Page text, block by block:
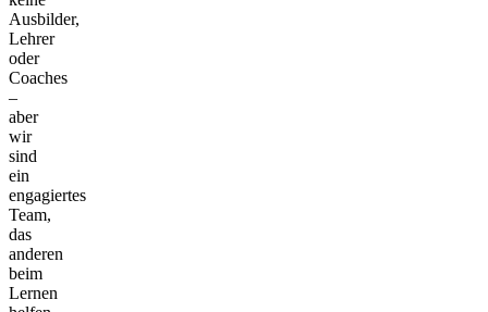
Ausbilder,
Lehrer
oder
Coaches
–
aber
wir
sind
ein
engagiertes
Team,
das
anderen
beim
Lernen